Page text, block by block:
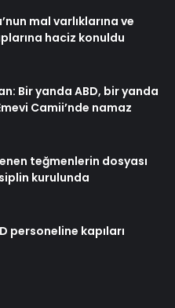
mal varlıklarına ve
haciz konuldu
Bir yanda ABD, bir yanda
Camii’nde namaz
teğmenlerin dosyası
kurulunda
personeline kapıları